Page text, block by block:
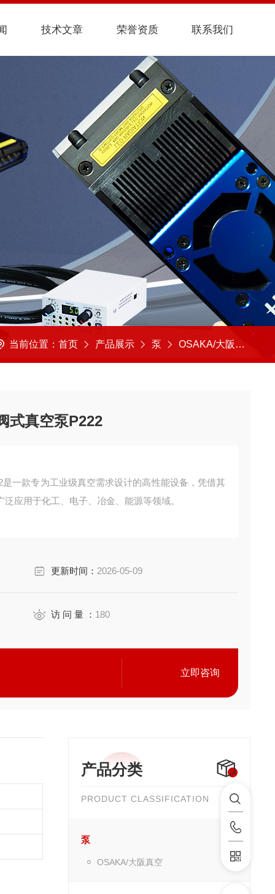
技术文章 荣誉资质 联系我们
当前位置： 首页 产品展示 泵 OSAKA/大阪真空
式真空泵P222
一款专为工业级真空需求设计的高性能设备，凭借其
应用于化工、电子、冶金、能源等领域。
更新时间： 2026-05-09
访 问 量 ： 180
立即咨询
产品分类
PRODUCT CLASSIFICATION
泵
OSAKA/大阪真空